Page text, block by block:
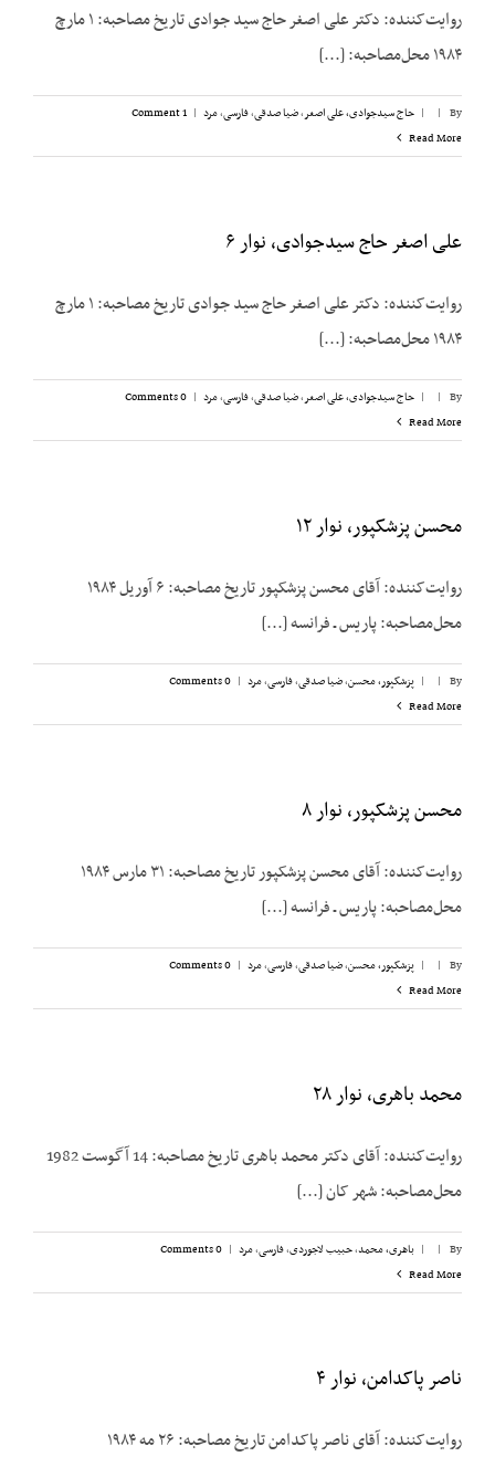
روایت‌کننده: دکتر علی اصغر حاج سید جوادی تاریخ مصاحبه: ۱ مارچ
۱۹۸۴ محل‌مصاحبه: [...]
By
|
| حاج سیدجوادی، علی اصغر,ضیا صدقی,فارسی,مرد |
1 Comment
Read More
علی اصغر حاج سیدجوادی، نوار ۶
روایت‌کننده: دکتر علی اصغر حاج سید جوادی تاریخ مصاحبه: ۱ مارچ
۱۹۸۴ محل‌مصاحبه: [...]
By
|
| حاج سیدجوادی، علی اصغر,ضیا صدقی,فارسی,مرد |
0 Comments
Read More
محسن پزشکپور، نوار ۱۲
روایت‌کننده: آقای محسن پزشک‎پور تاریخ مصاحبه: ۶ آوریل ۱۹۸۴
محل‌مصاحبه: پاریس ـ فرانسه [...]
By
|
| پزشکپور،‌ محسن,ضیا صدقی,فارسی,مرد |
0 Comments
Read More
محسن پزشکپور، نوار ۸
روایت‌کننده: آقای محسن پزشک‎پور تاریخ مصاحبه: ۳۱ مارس ۱۹۸۴
محل‌مصاحبه: پاریس ـ فرانسه [...]
By
|
| پزشکپور،‌ محسن,ضیا صدقی,فارسی,مرد |
0 Comments
Read More
محمد باهری، نوار ۲۸
روایت‌کننده: آقای دکتر محمد باهری تاریخ مصاحبه: 14 آگوست 1982
محل‌مصاحبه: شهر کان [...]
By
|
| باهری، محمد,حبیب لاجوردی,فارسی,مرد |
0 Comments
Read More
ناصر پاکدامن، نوار ۴
روایت‌کننده: آقای ناصر پاکدامن تاریخ مصاحبه: ۲۶ مه ۱۹۸۴